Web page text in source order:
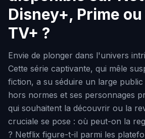
Disney+, Prime
TV+ ?
Envie de plonger dans l'univers
Cette série captivante, qui mêle
fiction, a su séduire un large
hors normes et ses personnages
qui souhaitent la découvrir ou la
cruciale se pose : où peut-on la
? Netflix figure-t-il parmi les